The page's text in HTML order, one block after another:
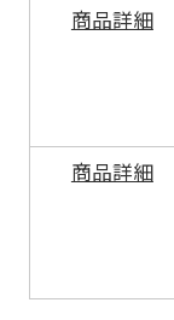
商品詳細
商品詳細